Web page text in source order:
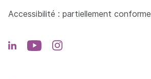
Accessibilité : partiellement conforme